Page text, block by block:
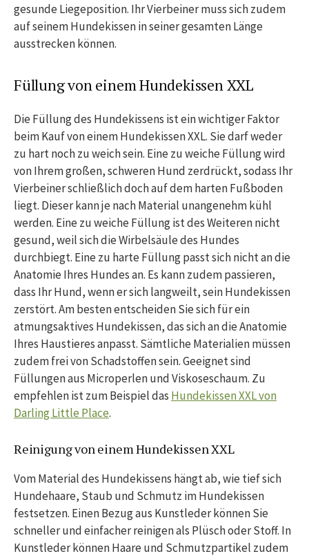
gesunde Liegeposition. Ihr Vierbeiner muss sich zudem
auf seinem Hundekissen in seiner gesamten Länge
ausstrecken können.
Füllung von einem Hundekissen XXL
Die Füllung des Hundekissens ist ein wichtiger Faktor
beim Kauf von einem Hundekissen XXL. Sie darf weder
zu hart noch zu weich sein. Eine zu weiche Füllung wird
von Ihrem großen, schweren Hund zerdrückt, sodass Ihr
Vierbeiner schließlich doch auf dem harten Fußboden
liegt. Dieser kann je nach Material unangenehm kühl
werden. Eine zu weiche Füllung ist des Weiteren nicht
gesund, weil sich die Wirbelsäule des Hundes
durchbiegt. Eine zu harte Füllung passt sich nicht an die
Anatomie Ihres Hundes an. Es kann zudem passieren,
dass Ihr Hund, wenn er sich langweilt, sein Hundekissen
zerstört. Am besten entscheiden Sie sich für ein
atmungsaktives Hundekissen, das sich an die Anatomie
Ihres Haustieres anpasst. Sämtliche Materialien müssen
zudem frei von Schadstoffen sein. Geeignet sind
Füllungen aus Microperlen und Viskoseschaum. Zu
empfehlen ist zum Beispiel das Hundekissen XXL von
Darling Little Place.
Reinigung von einem Hundekissen XXL
Vom Material des Hundekissens hängt ab, wie tief sich
Hundehaare, Staub und Schmutz im Hundekissen
festsetzen. Einen Bezug aus Kunstleder können Sie
schneller und einfacher reinigen als Plüsch oder Stoff. In
Kunstleder können Haare und Schmutzpartikel zudem